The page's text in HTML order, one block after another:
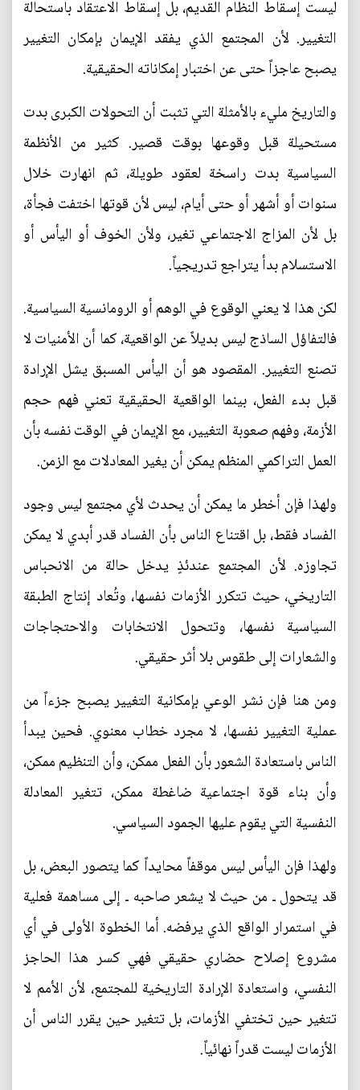
ليست إسقاط النظام القديم، بل إسقاط الاعتقاد باستحالة
التغيير. لأن المجتمع الذي يفقد الإيمان بإمكان التغيير
يصبح عاجزاً حتى عن اختبار إمكاناته الحقيقية.
والتاريخ مليء بالأمثلة التي تثبت أن التحولات الكبرى بدت
مستحيلة قبل وقوعها بوقت قصير. كثير من الأنظمة
السياسية بدت راسخة لعقود طويلة، ثم انهارت خلال
سنوات أو أشهر أو حتى أيام، ليس لأن قوتها اختفت فجأة،
بل لأن المزاج الاجتماعي تغير، ولأن الخوف أو اليأس أو
الاستسلام بدأ يتراجع تدريجياً.
لكن هذا لا يعني الوقوع في الوهم أو الرومانسية السياسية.
فالتفاؤل الساذج ليس بديلاً عن الواقعية، كما أن الأمنيات لا
تصنع التغيير. المقصود هو أن اليأس المسبق يشل الإرادة
قبل بدء الفعل، بينما الواقعية الحقيقية تعني فهم حجم
الأزمة، وفهم صعوبة التغيير، مع الإيمان في الوقت نفسه بأن
العمل التراكمي المنظم يمكن أن يغير المعادلات مع الزمن.
ولهذا فإن أخطر ما يمكن أن يحدث لأي مجتمع ليس وجود
الفساد فقط، بل اقتناع الناس بأن الفساد قدر أبدي لا يمكن
تجاوزه. لأن المجتمع عندئذٍ يدخل حالة من الانحباس
التاريخي، حيث تتكرر الأزمات نفسها، وتُعاد إنتاج الطبقة
السياسية نفسها، وتتحول الانتخابات والاحتجاجات
والشعارات إلى طقوس بلا أثر حقيقي.
ومن هنا فإن نشر الوعي بإمكانية التغيير يصبح جزءاً من
عملية التغيير نفسها، لا مجرد خطاب معنوي. فحين يبدأ
الناس باستعادة الشعور بأن الفعل ممكن، وأن التنظيم ممكن،
وأن بناء قوة اجتماعية ضاغطة ممكن، تتغير المعادلة
النفسية التي يقوم عليها الجمود السياسي.
ولهذا فإن اليأس ليس موقفاً محايداً كما يتصور البعض، بل
قد يتحول ـ من حيث لا يشعر صاحبه ـ إلى مساهمة فعلية
في استمرار الواقع الذي يرفضه. أما الخطوة الأولى في أي
مشروع إصلاح حضاري حقيقي فهي كسر هذا الحاجز
النفسي، واستعادة الإرادة التاريخية للمجتمع، لأن الأمم لا
تتغير حين تختفي الأزمات، بل تتغير حين يقرر الناس أن
الأزمات ليست قدراً نهائياً.